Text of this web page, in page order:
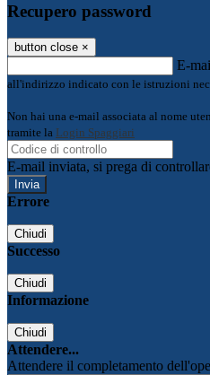
Recupero password
button close ×
E-
all'indirizzo indicato con le istruzioni
Non hai una e-mail associata al nome
tramite la Login Spaggiari
E-mail inviata, si prega di
Errore
Chiudi
Successo
Chiudi
Informazione
Chiudi
Attendere...
Attendere il completamento